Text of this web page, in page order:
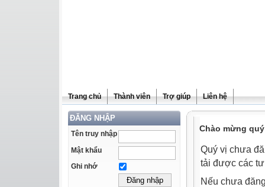
Trang chủ Thành viên Trợ giúp Liên hệ
ĐĂNG NHẬP
Tên truy nhập
Mật khẩu
Ghi nhớ
Chào mừng
Quý vị chưa
tải được các
Nếu chưa